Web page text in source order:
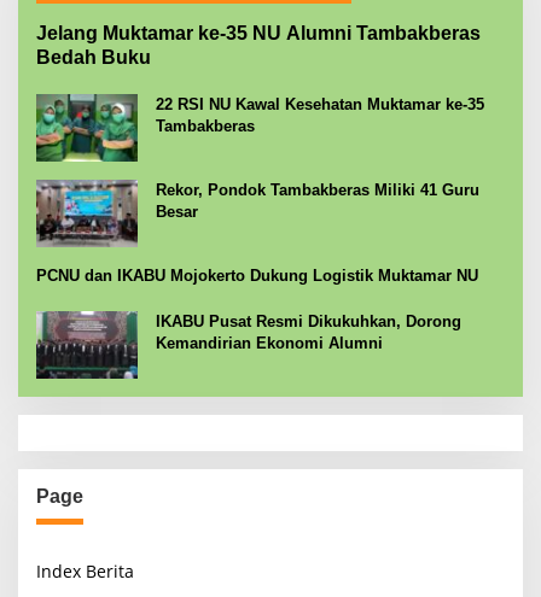
Jelang Muktamar ke-35 NU Alumni Tambakberas
Bedah Buku
22 RSI NU Kawal Kesehatan Muktamar ke-35
Tambakberas
Rekor, Pondok Tambakberas Miliki 41 Guru
Besar
PCNU dan IKABU Mojokerto Dukung Logistik Muktamar NU
IKABU Pusat Resmi Dikukuhkan, Dorong
Kemandirian Ekonomi Alumni
Page
Index Berita